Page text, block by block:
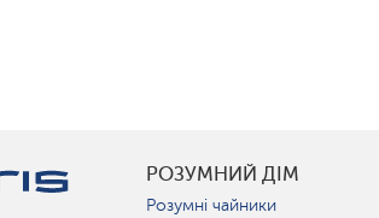
РОЗУМНИЙ ДІМ
Розумні чайники